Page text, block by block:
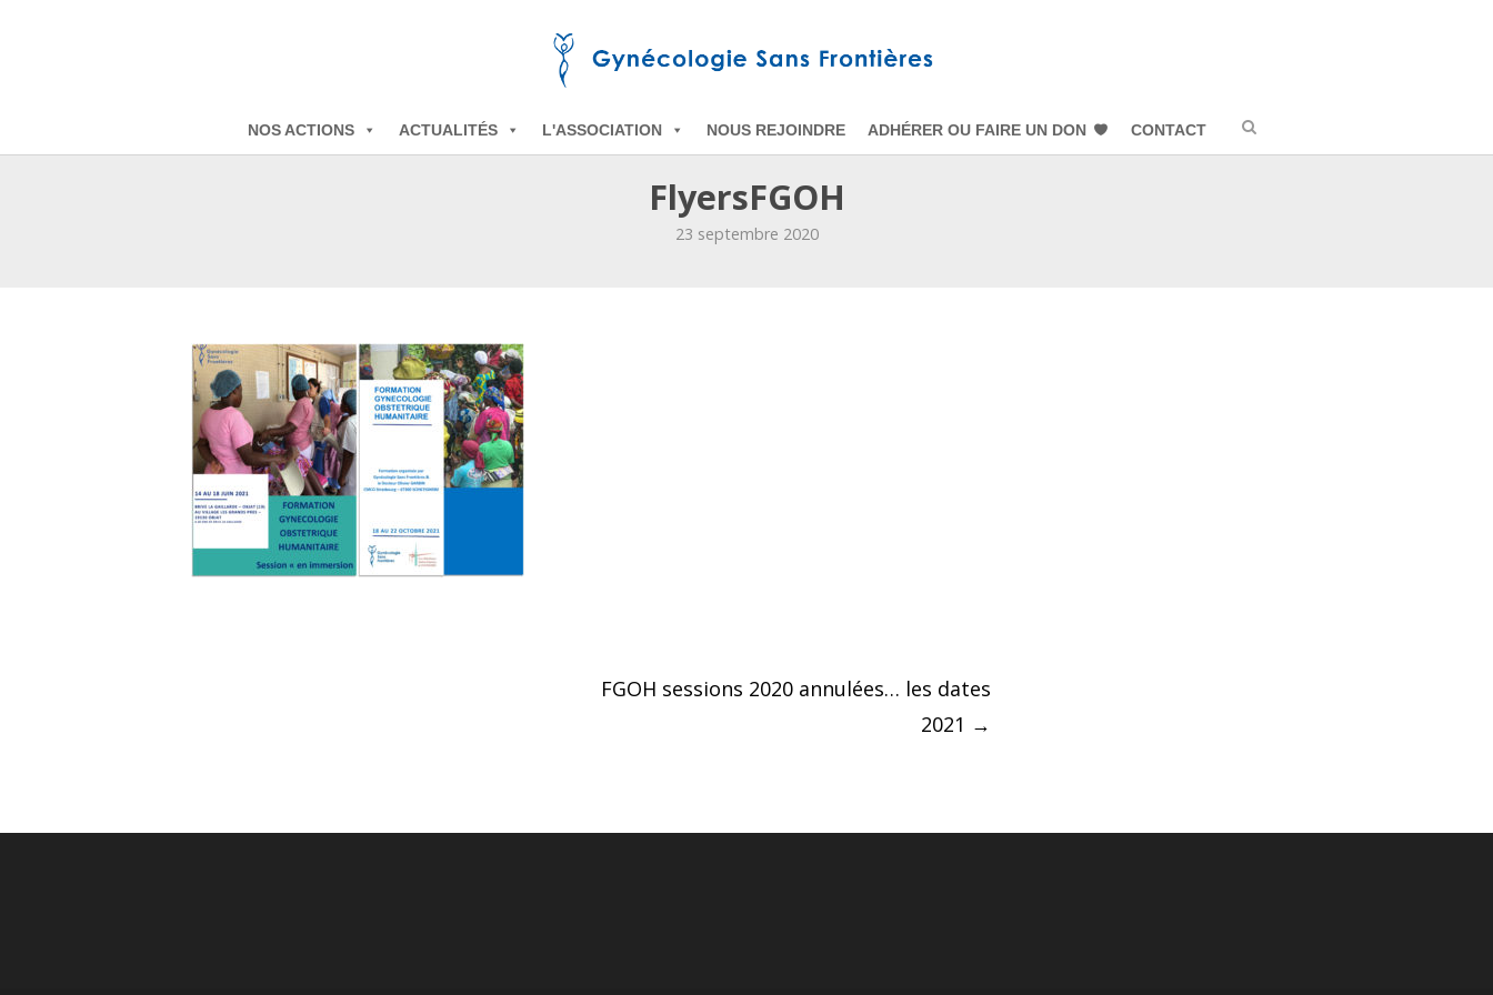
L'ASSOCIATION
NOS ACTIONS ACTUALITÉS NOUS REJOINDRE ADHÉRER OU FAIRE UN DON CONTACT
FlyersFGOH
23 septembre 2020
FGOH sessions 2020 annulées… les dates
2021 →